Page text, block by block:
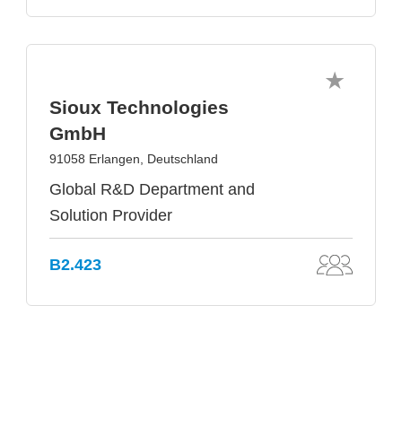
Sioux Technologies
GmbH
91058 Erlangen, Deutschland
Global R&D Department and
Solution Provider
B2.423